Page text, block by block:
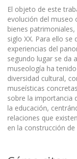
El objeto de este
evolución del museo
bienes
siglo XX. Para ello
experiencias del
segundo lugar se da
museología ha
diversidad cultural,
museísticas
sobre la importancia
la educación,
relaciones que
en la construcción